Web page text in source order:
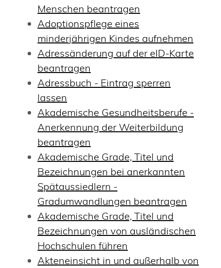
Menschen beantragen
Adoptionspflege eines
minderjährigen Kindes aufnehmen
Adressänderung auf der eID-Karte
beantragen
Adressbuch - Eintrag sperren
lassen
Akademische Gesundheitsberufe -
Anerkennung der Weiterbildung
beantragen
Akademische Grade, Titel und
Bezeichnungen bei anerkannten
Spätaussiedlern -
Gradumwandlungen beantragen
Akademische Grade, Titel und
Bezeichnungen von ausländischen
Hochschulen führen
Akteneinsicht in und außerhalb von